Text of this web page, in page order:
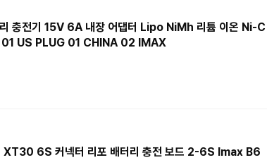
충전기 15V 6A 내장 어댑터 Lipo NiMh 리튬 이온 Ni-C
01 US PLUG 01 CHINA 02 IMAX
6S 커넥터 리포 배터리 충전 보드 2-6S Imax B6